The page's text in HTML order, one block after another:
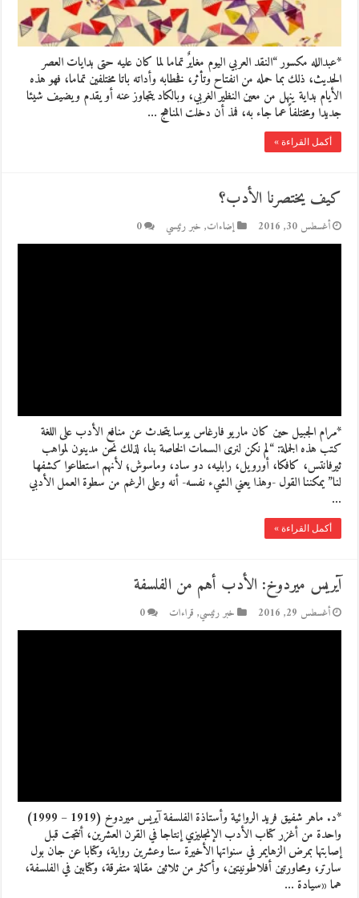
*عبدالله مكسور “النقد العربي اليوم مغايرٌ تماما لما كان عليه حتى بدايات العصر
الحديث، ذلك بما حمله من انفتاح وتأثر، فخطابه وأداته باتا مختلفين تماما، فهو هذه
الأيام بداية ينهل من معين النظير الغربي، وبالكاد يتجاوز عنه أو يقدم ويضيف شيئا
جديدا ومختلفاً عما جاء به، فمذ أن دخلت المناهج …
أكمل القراءة »
كيف يختصرنا الأدب؟
أغسطس 30, 2016 إضاءات, خبر رئيسي 0
*مرام الجبيل حين كان ماريو فارغاس يوسا يتحدث عن منافع الأدب على اللغة
كتب هذه الجملة: “لم نكن لنرى السمات الخاصة بنا، لذلك نحن مدينون لمواهب
ثيرفانتس، كافكا، أورويل، رابليه، دو ساد، وماسوش؛ لأنهم استطاعوا كشفها
لنا” يمكننا القول -وهذا يعني الشيء نفسه- أنه وعلى الرغم من سطوة العمل الأدبي
…
أكمل القراءة »
آيريس ميردوخ: الأدب أهم من الفلسفة
أغسطس 29, 2016 خبر رئيسي, قراءات 0
*د. ماهر شفيق فريد الروائية وأستاذة الفلسفة آيريس ميردوخ (1919 – 1999)
واحدة من أغزر كتاب الأدب الإنجليزي إنتاجا في القرن العشرين، أنتجت قبل
إصابتها بمرض الزهايمر في سنواتها الأخيرة ستا وعشرين رواية، وكتابا عن جان بول
سارتر، ومحاورتين أفلاطونيتين، وأكثر من ثلاثين مقالة متفرقة، وكتابين في الفلسفة،
هما «سيادة …